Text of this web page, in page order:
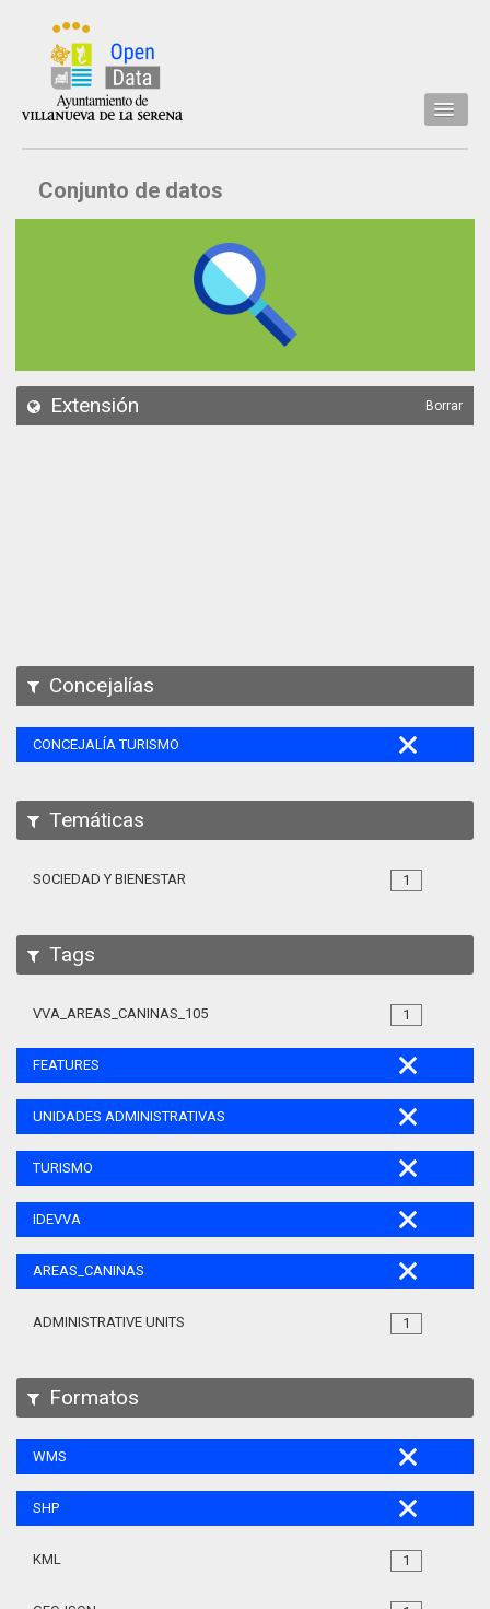
Inicio
Datos
API
Conjunto de datos
Extensión Borrar
Concejalías
CONCEJALÍA TURISMO
Temáticas
1
SOCIEDAD Y BIENESTAR
Tags
1
VVA_AREAS_CANINAS_105
FEATURES
UNIDADES ADMINISTRATIVAS
TURISMO
IDEVVA
AREAS_CANINAS
1
ADMINISTRATIVE UNITS
Formatos
WMS
SHP
1
KML